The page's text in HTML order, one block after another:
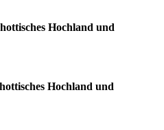
Hochland und
Hochland und